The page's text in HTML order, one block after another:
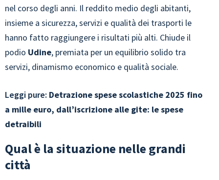
nel corso degli anni. Il reddito medio degli abitanti,
insieme a sicurezza, servizi e qualità dei trasporti le
hanno fatto raggiungere i risultati più alti. Chiude il
podio Udine, premiata per un equilibrio solido tra
servizi, dinamismo economico e qualità sociale.
Leggi pure: Detrazione spese scolastiche 2025 fino
a mille euro, dall’iscrizione alle gite: le spese
detraibili
Qual è la situazione nelle grandi
città